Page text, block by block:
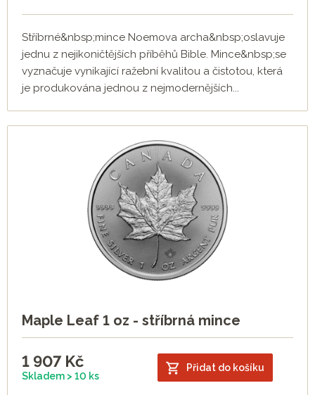
Stříbrné&nbsp;mince Noemova archa&nbsp;oslavuje
jednu z nejikoničtějších příběhů Bible. Mince&nbsp;se
vyznačuje vynikající ražební kvalitou a čistotou, která
je produkována jednou z nejmodernějších...
Maple Leaf 1 oz - stříbrná mince
1 907 Kč
Skladem > 10 ks
Přidat do košíku